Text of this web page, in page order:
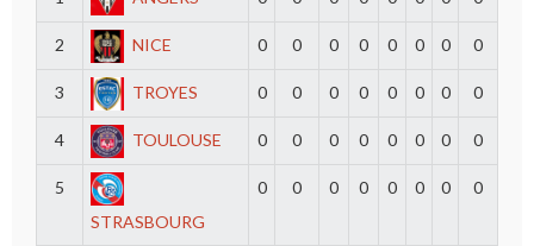
2 NICE 0 0 0 0 0 0 0 0
3 TROYES 0 0 0 0 0 0 0 0
4 TOULOUSE 0 0 0 0 0 0 0 0
5
STRASBOURG
0 0 0 0 0 0 0 0